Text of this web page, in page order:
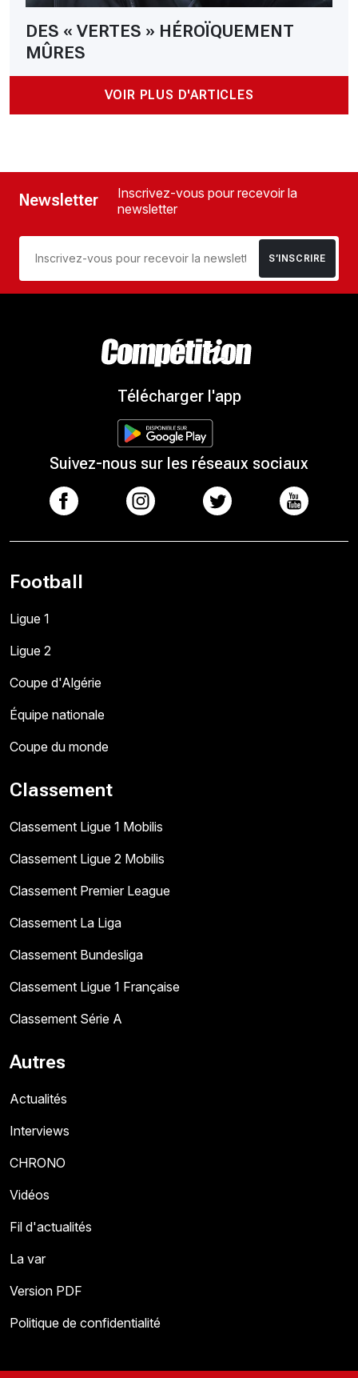
DES « VERTES » HÉROÏQUEMENT
MÛRES
VOIR PLUS D'ARTICLES
Newsletter
Inscrivez-vous pour recevoir la
newsletter
S’INSCRIRE
Télécharger l'app
Suivez-nous sur les réseaux sociaux
Football
Ligue 1
Ligue 2
Coupe d'Algérie
Équipe nationale
Coupe du monde
Classement
Classement Ligue 1 Mobilis
Classement Ligue 2 Mobilis
Classement Premier League
Classement La Liga
Classement Bundesliga
Classement Ligue 1 Française
Classement Série A
Autres
Actualités
Interviews
CHRONO
Vidéos
Fil d'actualités
La var
Version PDF
Politique de confidentialité